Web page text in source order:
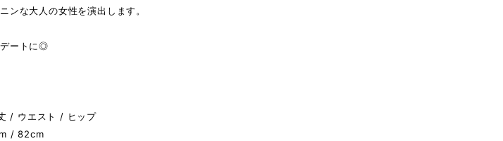
ンな大人の女性を演出します。
デートに◎
/ ウエスト / ヒップ
/ 82cm